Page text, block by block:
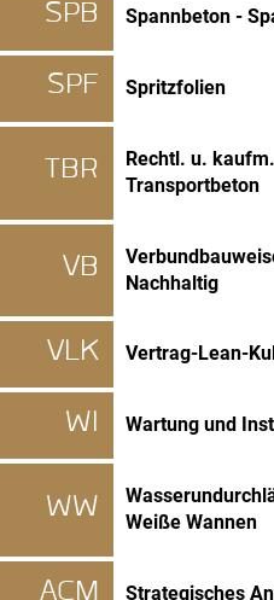
SPB Spannbeton -
SPF Spritzfolien
TBR
Rechtl. u.
Transportbeton
VB
Nachhaltig
VLK Vertrag-Lean-
WI Wartung und
WW
Weiße Wannen
ACM Strategisches